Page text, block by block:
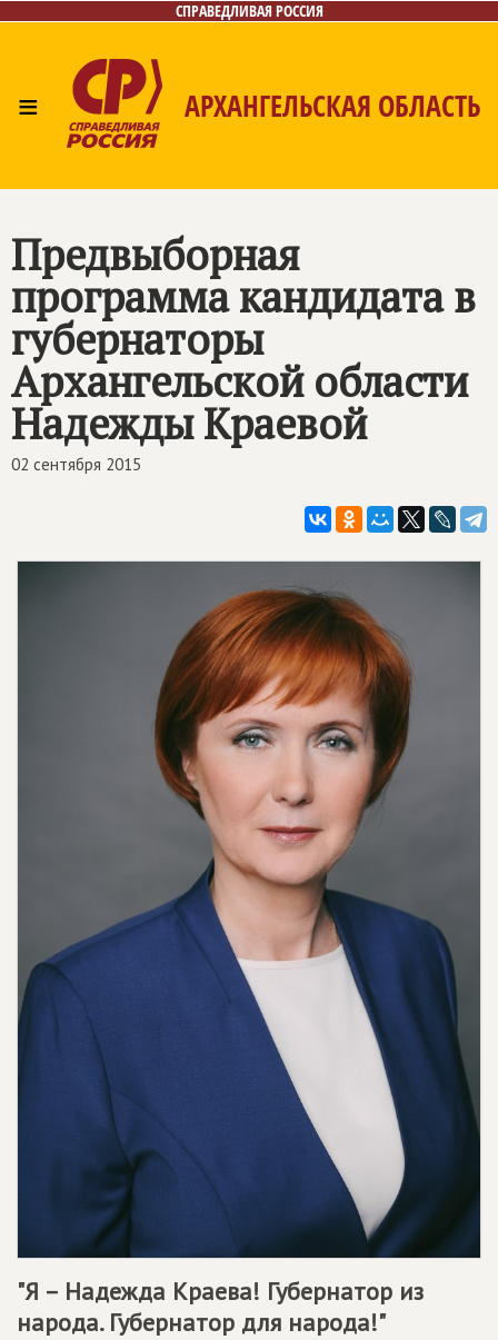
СПРАВЕДЛИВАЯ РОССИЯ
≡ АРХАНГЕЛЬСКАЯ ОБЛАСТЬ
Контакты
Предвыборная
программа кандидата в
губернаторы
Архангельской области
Надежды Краевой
02 сентября 2015
"Я – Надежда Краева! Губернатор из
народа. Губернатор для народа!"